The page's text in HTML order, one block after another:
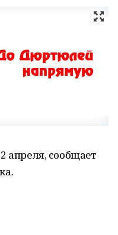
апреля, сообщает